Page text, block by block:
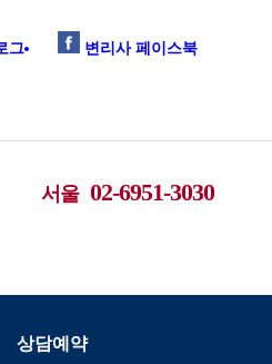
그 변리사 페이스북
서울02-6951-3030
상담예약